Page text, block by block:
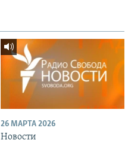
26 МАРТА 2026
Новости